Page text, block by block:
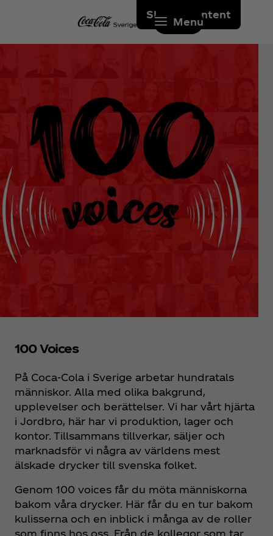
Skip to content
Menu
100 Voices
På Coca‑Cola i Sverige arbetar hundratals
människor. Alla med olika bakgrund,
upplevelser och berättelser. Vi har vårt hjärta
i Jordbro, här har vi produktion, lager och
kontor. Tillsammans tillverkar, säljer och
marknadsför vi några av världens mest
älskade drycker till svenska folket.
Genom 100 voices får du möta människorna
bakom våra drycker. Här får du en tur bakom
kulisserna och en inblick i många av de roller
som finns hos oss. Från de kollegor som tar